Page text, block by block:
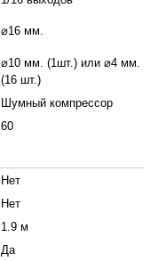
⌀16 мм.
⌀10 мм. (1шт.) или ⌀4 мм.
(16 шт.)
Шумный компрессор
60
Нет
Нет
1.9 м
Да